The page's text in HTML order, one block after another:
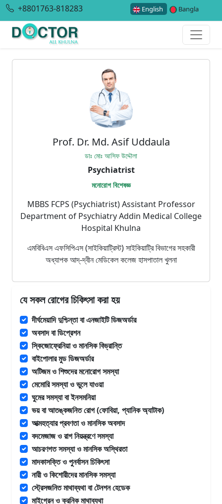
+8801763-818283 English Bangla
Prof. Dr. Md. Asif Uddaula
ডাঃ মোঃ আসিফ উদ্দৌলা
Psychiatrist
মনোরোগ বিশেষজ্ঞ
MBBS FCPS (Psychiatrist) Assistant Professor
Department of Psychiatry Addin Medical College
Hospital Khulna
এমবিবিএস এফসিপিএস (সাইকিয়াট্রিস্ট) সাইকিয়াট্রি বিভাগের সহকারী
অধ্যাপক আদ্-দ্বীন মেডিকেল কলেজ হাসপাতাল খুলনা
যে সকল রোগের চিকিৎসা করা হয়
দীর্ঘমেয়াদি দুশ্চিন্তা বা এনজাইটি ডিজঅর্ডার
অবসাদ বা ডিপ্রেশন
স্কিজোফ্রেনিয়া ও মানসিক বিভ্রান্তি
বাইপোলার মুড ডিজঅর্ডার
অটিজম ও শিশুদের মনোরোগ সমস্যা
মেমোরি সমস্যা ও ভুলে যাওয়া
ঘুমের সমস্যা বা ইনসমনিয়া
ভয় বা আতঙ্কজনিত রোগ (ফোবিয়া, প্যানিক অ্যাটাক)
আত্মহত্যার প্রবণতা ও মানসিক অবসাদ
বদমেজাজ ও রাগ নিয়ন্ত্রণে সমস্যা
আচরণগত সমস্যা ও মানসিক অস্থিরতা
মাদকাসক্তি ও পুনর্বাসন চিকিৎসা
নারী ও কিশোরীদের মানসিক সমস্যা
স্ট্রেসজনিত মাথাব্যথা বা টেনশন হেডেক
মাইগ্রেন ও ক্রনিক মাথাব্যথা